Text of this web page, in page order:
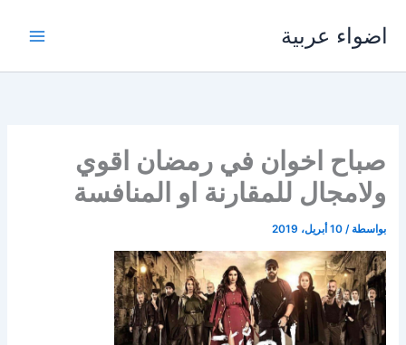
اضواء عربية
صباح اخوان في رمضان اقوي
ولامجال للمقارنة او المنافسة
بواسطة /10 أبريل، 2019